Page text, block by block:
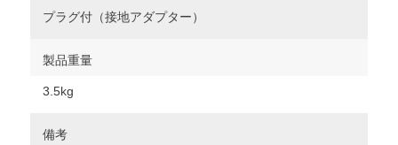
プラグ付（接地アダプター）
製品重量
3.5kg
備考